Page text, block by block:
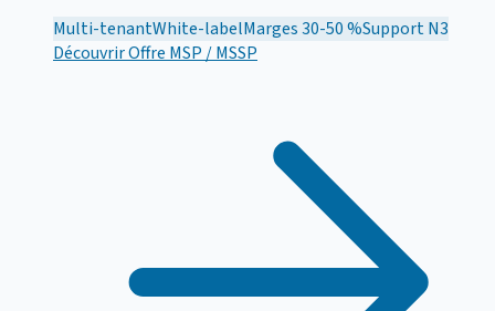
Multi-tenantWhite-labelMarges 30-50 %Support N3
DécouvrirOffre MSP / MSSP